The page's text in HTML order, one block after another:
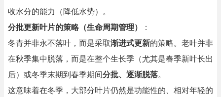
收水分的能力（降低水势）。
分批更新叶片的策略（生命周期管理）
：
冬青并非永不落叶，而是采取渐进式更新的策略。老叶并非
在秋季集中脱落，而是在整个生长季（尤其是春季新叶长出
后）或冬季末期到春季期间分批、逐渐脱落。
这意味着在冬季，大部分叶片仍然是功能性的、相对年轻的